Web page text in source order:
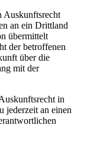
Auskunftsrecht
an ein Drittland
übermittelt
der betroffenen
über die
mit der
in
jederzeit an einen